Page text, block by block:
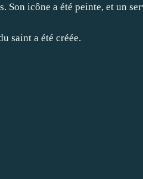
Son icône a été peinte, et un
saint a été créée.